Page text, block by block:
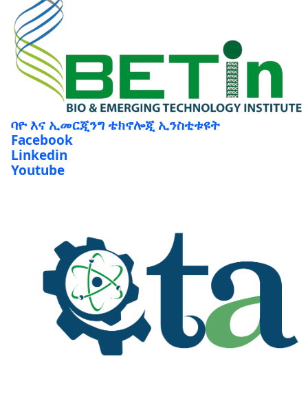
ባዮ እና ኢመርጂንግ ቴክኖሎጂ ኢንስቲቱዩት
Facebook
Linkedin
Youtube